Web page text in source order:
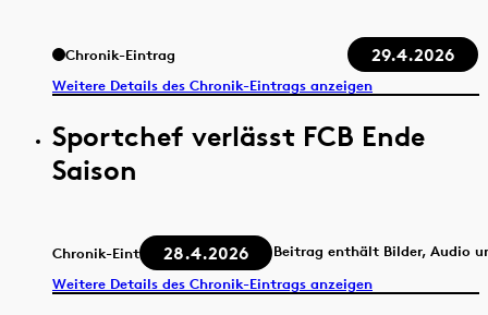
Chronik-Eintrag 29.4.2026
Weitere Details des Chronik-Eintrags anzeigen
Sportchef verlässt FCB Ende
Saison
Chronik-Eintrag 28.4.2026
Beitrag enthält Bilder, Audio
Weitere Details des Chronik-Eintrags anzeigen